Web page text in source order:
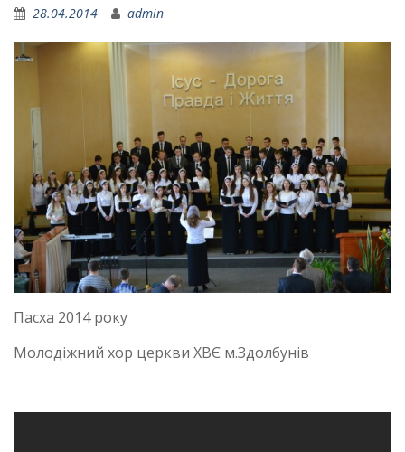
28.04.2014 admin
Пасха 2014 року
Молодіжний хор церкви ХВЄ м.Здолбунів